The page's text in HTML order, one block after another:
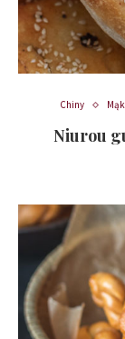
Chiny
Niurou